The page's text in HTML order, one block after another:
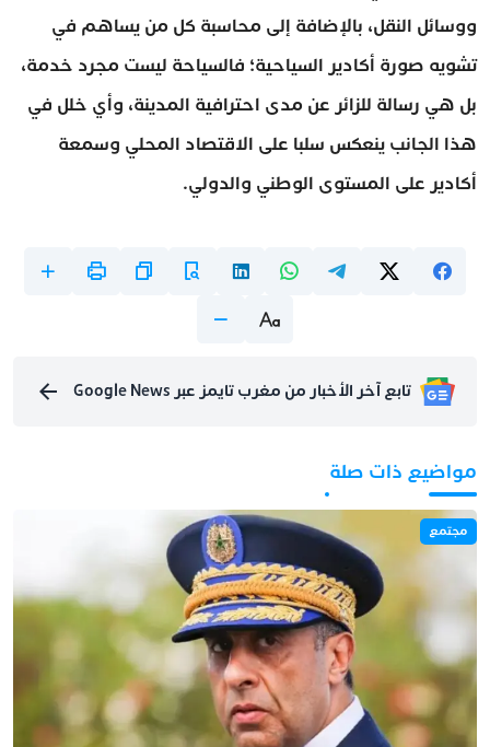
ووسائل النقل، بالإضافة إلى محاسبة كل من يساهم في
تشويه صورة أكادير السياحية؛ فالسياحة ليست مجرد خدمة،
بل هي رسالة للزائر عن مدى احترافية المدينة، وأي خلل في
هذا الجانب ينعكس سلبا على الاقتصاد المحلي وسمعة
أكادير على المستوى الوطني والدولي.
تابع آخر الأخبار من مغرب تايمز عبر Google News
مواضيع ذات صلة
مجتمع